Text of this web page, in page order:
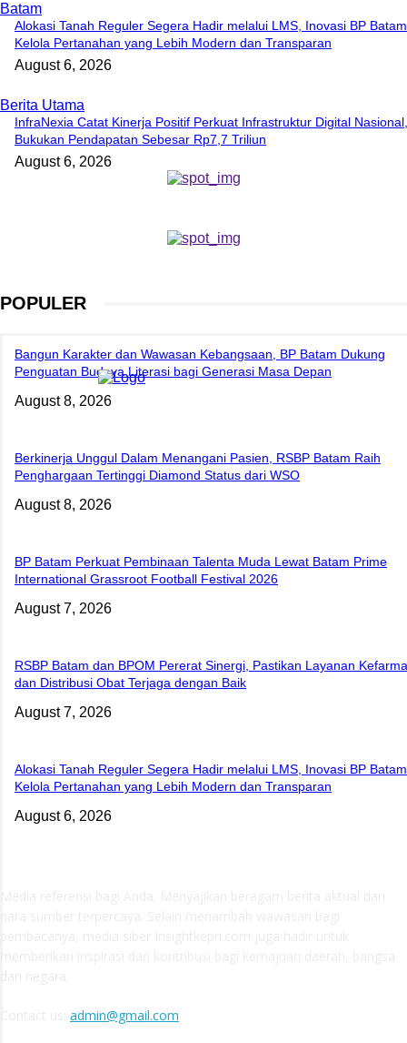
Batam
Alokasi Tanah Reguler Segera Hadir melalui LMS, Inovasi BP Batam
Kelola Pertanahan yang Lebih Modern dan Transparan
August 6, 2026
Berita Utama
InfraNexia Catat Kinerja Positif Perkuat Infrastruktur Digital Nasional,
Bukukan Pendapatan Sebesar Rp7,7 Triliun
August 6, 2026
POPULER
Bangun Karakter dan Wawasan Kebangsaan, BP Batam Dukung
Penguatan Budaya Literasi bagi Generasi Masa Depan
August 8, 2026
Berkinerja Unggul Dalam Menangani Pasien, RSBP Batam Raih
Penghargaan Tertinggi Diamond Status dari WSO
August 8, 2026
BP Batam Perkuat Pembinaan Talenta Muda Lewat Batam Prime
International Grassroot Football Festival 2026
August 7, 2026
RSBP Batam dan BPOM Pererat Sinergi, Pastikan Layanan
dan Distribusi Obat Terjaga dengan Baik
August 7, 2026
Alokasi Tanah Reguler Segera Hadir melalui LMS, Inovasi BP Batam
Kelola Pertanahan yang Lebih Modern dan Transparan
August 6, 2026
admin@gmail.com